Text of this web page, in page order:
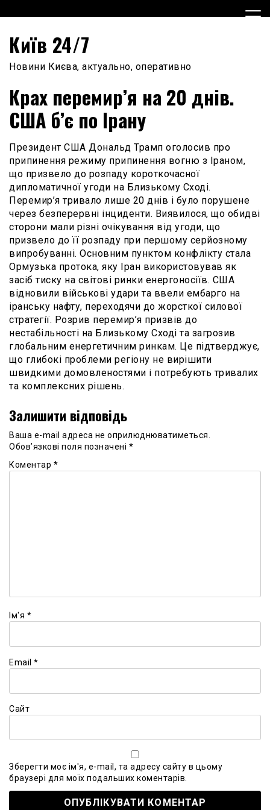
to
Київ 24/7
Новини Києва, актуально, оперативно
Крах перемир’я на 20 днів.
США б’є по Ірану
Президент США Дональд Трамп оголосив про
припинення режиму припинення вогню з Іраном,
що призвело до розпаду короткочасної
дипломатичної угоди на Близькому Сході.
Перемир’я тривало лише 20 днів і було порушене
через безперервні інциденти. Виявилося, що обидві
сторони мали різні очікування від угоди, що
призвело до її розпаду при першому серйозному
випробуванні. Основним пунктом конфлікту стала
Ормузька протока, яку Іран використовував як
засіб тиску на світові ринки енергоносіїв. США
відновили військові удари та ввели ембарго на
іранську нафту, переходячи до жорсткої силової
стратегії. Розрив перемир’я призвів до
нестабільності на Близькому Сході та загрозив
глобальним енергетичним ринкам. Це підтверджує,
що глибокі проблеми регіону не вирішити
швидкими домовленостями і потребують тривалих
та комплексних рішень.
Залишити відповідь
Ваша e-mail адреса не оприлюднюватиметься.
Обов’язкові поля позначені *
Коментар *
Ім'я *
Email *
Сайт
Зберегти моє ім'я, e-mail, та адресу сайту в цьому
браузері для моїх подальших коментарів.